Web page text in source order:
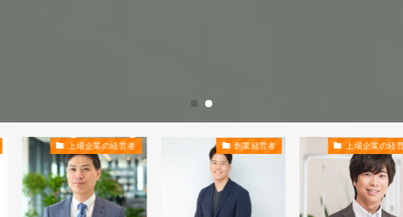
上場企業の経営者 創業経営者 上場企業の経営者